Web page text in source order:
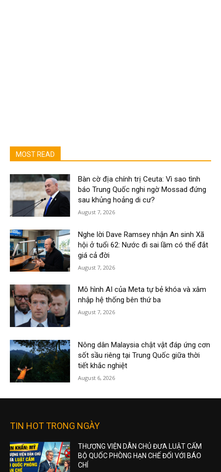
MOST READ
Bàn cờ địa chính trị Ceuta: Vì sao tình
báo Trung Quốc nghi ngờ Mossad đứng
sau khủng hoảng di cư?
August 7, 2026
Nghe lời Dave Ramsey nhận An sinh Xã
hội ở tuổi 62: Nước đi sai lầm có thể đắt
giá cả đời
August 7, 2026
Mô hình AI của Meta tự bẻ khóa và xâm
nhập hệ thống bên thứ ba
August 7, 2026
Nông dân Malaysia chật vật đáp ứng cơn
sốt sầu riêng tại Trung Quốc giữa thời
tiết khắc nghiệt
August 6, 2026
TIN HOT TRONG NGÀY
THƯỢNG VIỆN DÂN CHỦ ĐƯA LUẬT CẤM
BỘ QUỐC PHÒNG HẠN CHẾ ĐỐI VỚI BÁO
CHÍ